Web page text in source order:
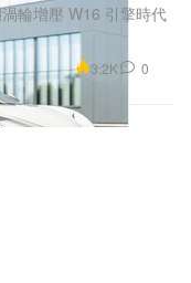
輪增壓 W16 引擎時代
3.2K 0